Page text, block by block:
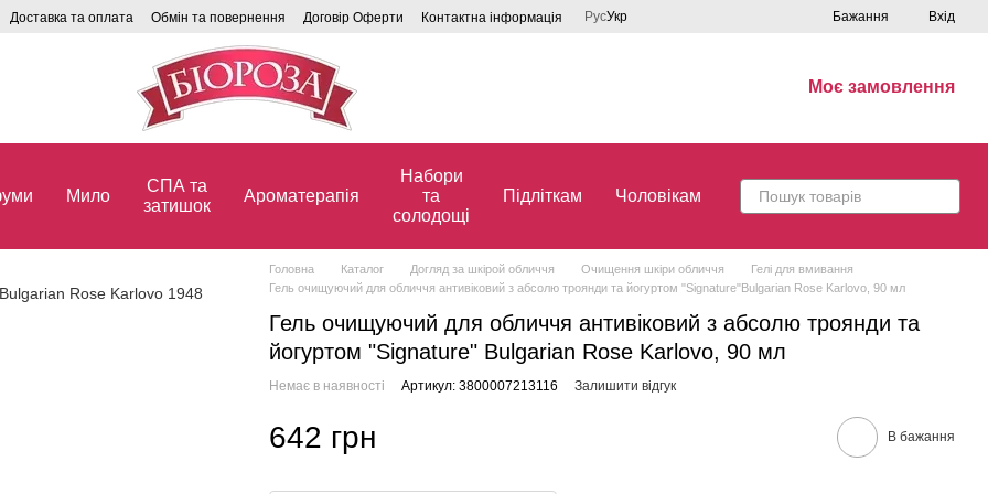
Доставка та оплата Обмін та повернення Договір Оферти Контактна інформація РусУкр Бажання Вхід
Моє замовлення
Мило
СПА та
затишок
Ароматерапія
Набори
та
солодощі
Підліткам Чоловікам
Головна Каталог Догляд за шкірой обличчя Очищення шкіри обличчя
Гелі для вмивання
Гель очищуючий для обличчя антивіковий з абсолю троянди та йогуртом "Signature"Bulgarian Rose Karlovo, 90 мл
Гель очищуючий для обличчя антивіковий з абсолю троянди та
йогуртом "Signature" Bulgarian Rose Karlovo, 90 мл
Немає в наявності Артикул: 3800007213116 Залишити відгук
642 грн В бажання